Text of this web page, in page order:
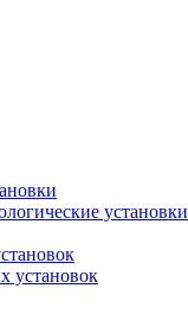
установки
установок